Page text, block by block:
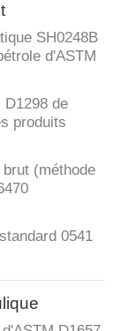
SH0248B
d'ASTM
D1298 de
produits
(méthode
0541